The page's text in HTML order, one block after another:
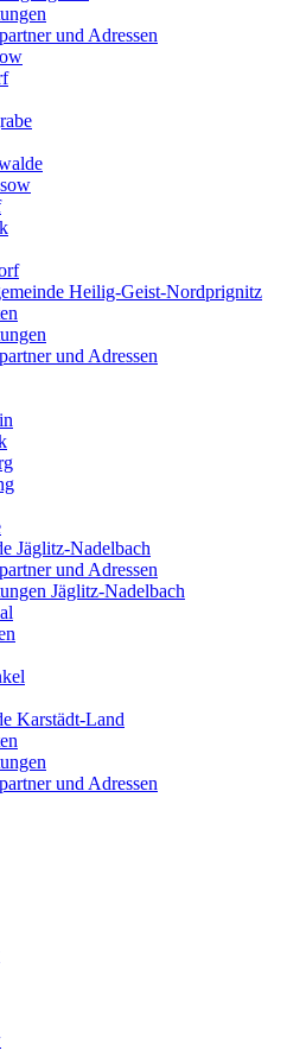
und Adressen
Heilig-Geist-Nordprignitz
und Adressen
Jäglitz-Nadelbach
und Adressen
Jäglitz-Nadelbach
Karstädt-Land
und Adressen